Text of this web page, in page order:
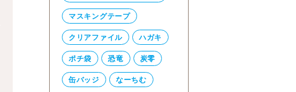
マスキングテープ
クリアファイル ハガキ
ポチ袋 恐竜 炭零
缶バッジ なーちむ